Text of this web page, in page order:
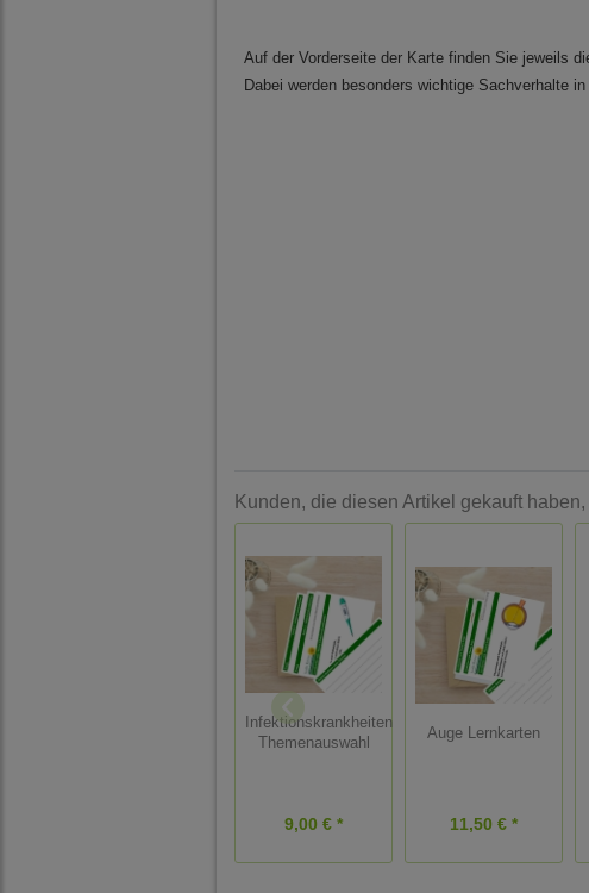
Auf der Vorderseite der Karte finden Sie jeweils
Dabei werden besonders wichtige Sachverhalte
Kunden, die diesen Artikel gekauft
Infektionskrankheiten
Themenauswahl
9,00 € *
Auge Lernkarten
11,50 € *